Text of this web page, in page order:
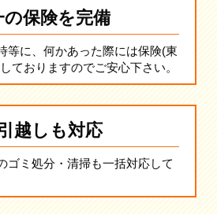
の保険を完備
等に、何かあった際には保険(東
ておりますのでご安心下さい。
越しも対応
ゴミ処分・清掃も一括対応して